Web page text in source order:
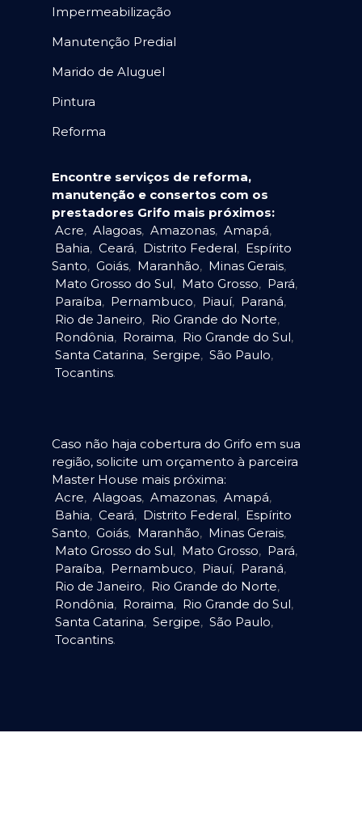
Impermeabilização
Manutenção Predial
Marido de Aluguel
Pintura
Reforma
Encontre serviços de reforma,
manutenção e consertos com os
prestadores Grifo mais próximos:
Acre, Alagoas, Amazonas, Amapá,
Bahia, Ceará, Distrito Federal, Espírito
Santo, Goiás, Maranhão, Minas Gerais,
Mato Grosso do Sul, Mato Grosso, Pará,
Paraíba, Pernambuco, Piauí, Paraná,
Rio de Janeiro, Rio Grande do Norte,
Rondônia, Roraima, Rio Grande do Sul,
Santa Catarina, Sergipe, São Paulo,
Tocantins.
Caso não haja cobertura do Grifo em sua
região, solicite um orçamento à parceira
Master House mais próxima:
Acre, Alagoas, Amazonas, Amapá,
Bahia, Ceará, Distrito Federal, Espírito
Santo, Goiás, Maranhão, Minas Gerais,
Mato Grosso do Sul, Mato Grosso, Pará,
Paraíba, Pernambuco, Piauí, Paraná,
Rio de Janeiro, Rio Grande do Norte,
Rondônia, Roraima, Rio Grande do Sul,
Santa Catarina, Sergipe, São Paulo,
Tocantins.